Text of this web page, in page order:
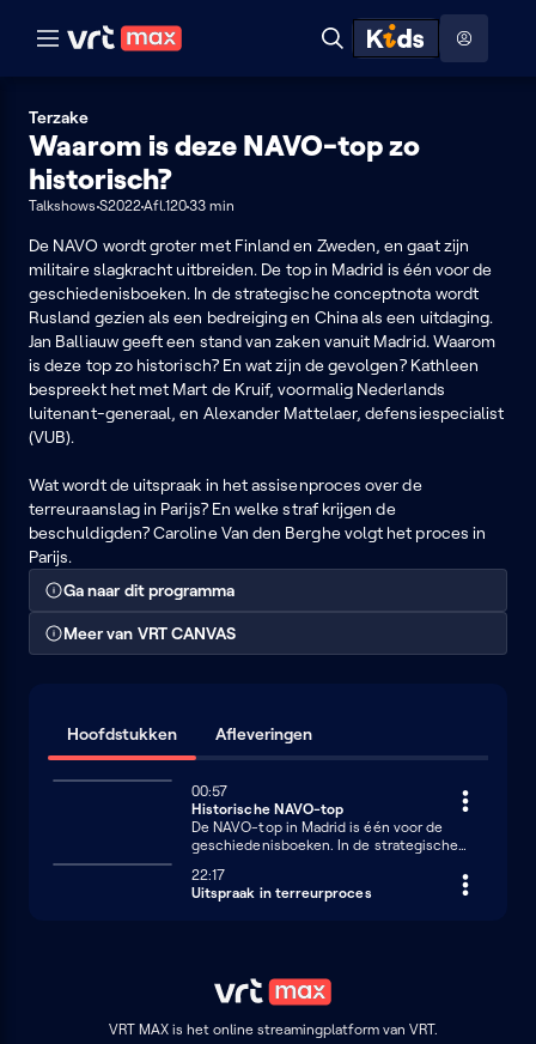
Naar hoofdinhoud Naar audiodescriptie Naar help
Zoeken
ontdekken
Terzake
Waarom is deze NAVO-top zo
historisch?
Talkshows S2022Afl.12033 min
De NAVO wordt groter met Finland en Zweden, en gaat zijn
militaire slagkracht uitbreiden. De top in Madrid is één voor de
geschiedenisboeken. In de strategische conceptnota wordt
Rusland gezien als een bedreiging en China als een uitdaging.
Jan Balliauw geeft een stand van zaken vanuit Madrid. Waarom
is deze top zo historisch? En wat zijn de gevolgen? Kathleen
bespreekt het met Mart de Kruif, voormalig Nederlands
luitenant-generaal, en Alexander Mattelaer, defensiespecialist
(VUB).
Wat wordt de uitspraak in het assisenproces over de
terreuraanslag in Parijs? En welke straf krijgen de
beschuldigden? Caroline Van den Berghe volgt het proces in
Parijs.
Ga naar dit programma
Meer van VRT CANVAS
Hoofdstukken Afleveringen
00:57
Historische NAVO-top
De NAVO-top in Madrid is één voor de
geschiedenisboeken. In de strategische
bedreiging en China als een uitdaging.
22:17
Uitspraak in terreurproces
VRT MAX is het online streamingplatform van VRT.